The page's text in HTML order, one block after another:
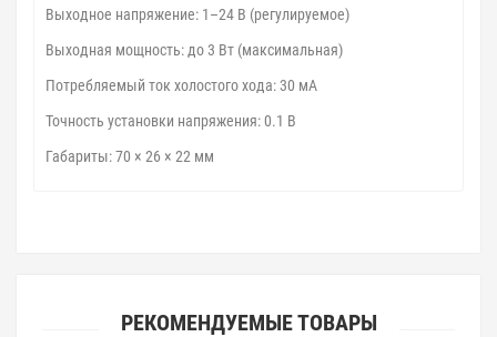
Выходное напряжение: 1–24 В (регулируемое)
Выходная мощность: до 3 Вт (максимальная)
Потребляемый ток холостого хода: 30 мА
Точность установки напряжения: 0.1 В
Габариты: 70 × 26 × 22 мм
РЕКОМЕНДУЕМЫЕ ТОВАРЫ